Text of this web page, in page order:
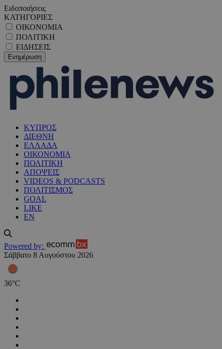
Ειδοποιήσεις
ΚΑΤΗΓΟΡΙΕΣ
ΟΙΚΟΝΟΜΙΑ
ΠΟΛΙΤΙΚΗ
ΕΙΔΗΣΕΙΣ
ΚΥΠΡΟΣ
ΔΙΕΘΝΗ
ΕΛΛΑΔΑ
ΟΙΚΟΝΟΜΙΑ
ΠΟΛΙΤΙΚΗ
ΑΠΟΨΕΙΣ
VIDEOS & PODCASTS
ΠΟΛΙΤΙΣΜΟΣ
GOAL
LIKE
EN
Powered by:
Σάββατο 8 Αυγούστου 2026
36°C